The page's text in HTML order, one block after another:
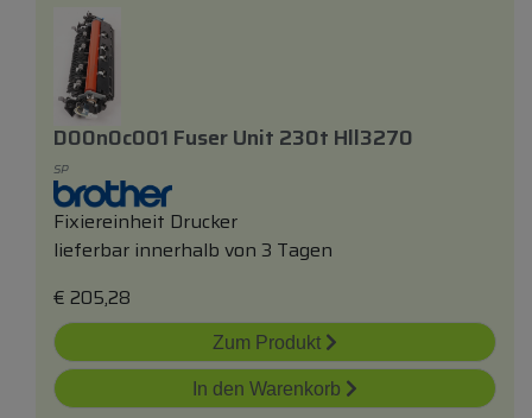
D00n0c001 Fuser Unit 230t Hll3270
SP
Fixiereinheit Drucker
lieferbar innerhalb von 3 Tagen
€ 205,28
Zum Produkt
In den Warenkorb